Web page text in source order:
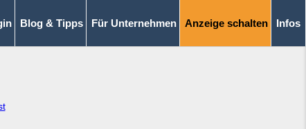
Blog & Tipps Für Unternehmen Anzeige schalten Infos